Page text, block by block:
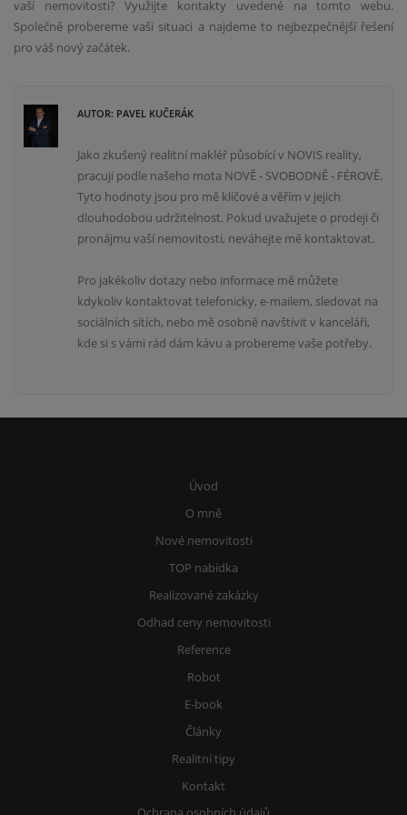
vaší nemovitosti? Využijte kontakty uvedené na tomto webu.
Společně probereme vaši situaci a najdeme to nejbezpečnější řešení
pro váš nový začátek.
AUTOR: PAVEL KUČERÁK
Jako zkušený realitní makléř působící v NOVIS reality,
pracuji podle našeho mota NOVĚ - SVOBODNĚ - FÉROVĚ.
Tyto hodnoty jsou pro mě klíčové a věřím v jejich
dlouhodobou udržitelnost. Pokud uvažujete o prodeji či
pronájmu vaší nemovitosti, neváhejte mě kontaktovat.
Pro jakékoliv dotazy nebo informace mě můžete
kdykoliv kontaktovat telefonicky, e-mailem, sledovat na
sociálních sítích, nebo mě osobně navštívit v kanceláři,
kde si s vámi rád dám kávu a probereme vaše potřeby.
Úvod
O mně
Nové nemovitosti
TOP nabídka
Realizované zakázky
Odhad ceny nemovitosti
Reference
Robot
E-book
Články
Realitní tipy
Kontakt